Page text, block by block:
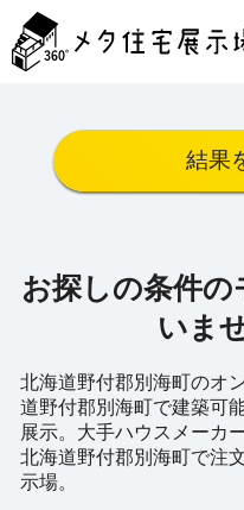
タ
住
結果
お探しの条件
いま
北海道野付郡別海町のオ
道野付郡別海町で建築可
展示。大手ハウスメーカ
北海道野付郡別海町で注
示場。